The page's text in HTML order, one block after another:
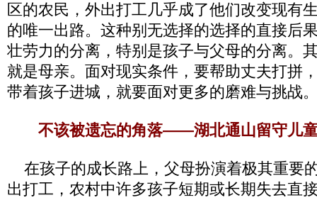
区的农民，外出打工几乎成了他们改变现有
的唯一出路。这种别无选择的选择的直接后
壮劳力的分离，特别是孩子与父母的分离。
就是母亲。面对现实条件，要帮助丈夫打拼
带着孩子进城，就要面对更多的磨难与挑战
不该被遗忘的角落——湖北通山留守儿
在孩子的成长路上，父母扮演着极其重要
出打工，农村中许多孩子短期或长期失去直